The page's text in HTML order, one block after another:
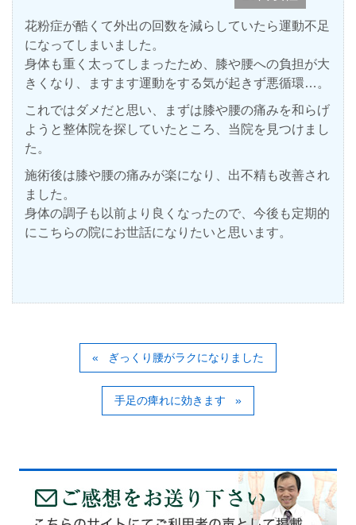
花粉症が酷くて外出の回数を減らしていたら運動不足
になってしまいました。
身体も重く太ってしまったため、膝や腰への負担が大
きくなり、ますます運動をする気が起きず悪循環…。
これではダメだと思い、まずは膝や腰の痛みを和らげ
ようと整体院を探していたところ、当院を見つけまし
た。
施術後は膝や腰の痛みが楽になり、出不精も改善され
ました。
身体の調子も以前より良くなったので、今後も定期的
にこちらの院にお世話になりたいと思います。
ぎっくり腰がラクになりました
手足の痺れに効きます